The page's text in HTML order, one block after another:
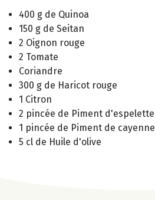
400 g de Quinoa
150 g de Seitan
2 Oignon rouge
2 Tomate
Coriandre
300 g de Haricot rouge
1 Citron
2 pincée de Piment d'espelette
1 pincée de Piment de cayenne
5 cl de Huile d'olive